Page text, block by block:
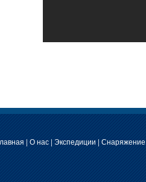
| О нас| Экспедиции | Снаряжение